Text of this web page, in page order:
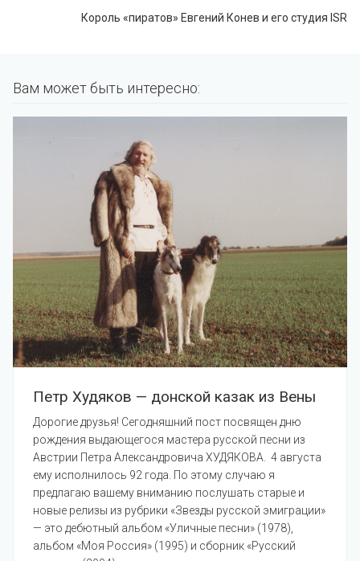
Король «пиратов» Евгений Конев и его студия ISR
Вам может быть интересно:
Петр Худяков — донской казак из Вены
Дорогие друзья! Сегодняшний пост посвящен дню
рождения выдающегося мастера русской песни из
Австрии Петра Александровича ХУДЯКОВА. 4 августа
ему исполнилось 92 года. По этому случаю я
предлагаю вашему вниманию послушать старые и
новые релизы из рубрики «Звезды русской эмиграции»
— это дебютный альбом «Уличные песни» (1978),
альбом «Моя Россия» (1995) и сборник «Русский